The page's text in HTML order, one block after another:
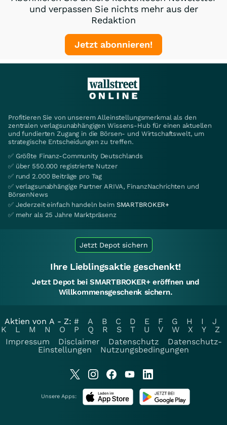
und verpassen Sie nichts mehr aus der
Redaktion
Jetzt abonnieren!
Profitieren Sie von unserem Alleinstellungsmerkmal als den
zentralen verlagsunabhängigen Wissens-Hub für einen aktuellen
und fundierten Zugang in die Börsen- und Wirtschaftswelt, um
strategische Entscheidungen zu treffen.
✅ Größte Finanz-Community Deutschlands
✅ über 550.000 registrierte Nutzer
✅ rund 2.000 Beiträge pro Tag
✅ verlagsunabhängige Partner ARIVA, FinanzNachrichten und
BörsenNews
✅ Jederzeit einfach handeln beim SMARTBROKER+
✅ mehr als 25 Jahre Marktpräsenz
Jetzt Depot sichern
Ihre Lieblingsaktie geschenkt!
Jetzt Depot bei SMARTBROKER+ eröffnen und
Willkommensgeschenk sichern.
Aktien von A - Z: # A B C D E F G H I
J
K
L M N O P Q R S T U V W X Y
Z
Impressum
Disclaimer Datenschutz
Datenschutz-
Einstellungen
Nutzungsbedingungen
Unsere Apps: